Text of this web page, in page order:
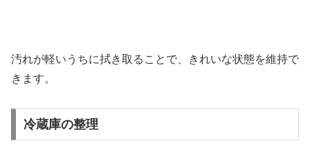
汚れが軽いうちに拭き取ることで、きれいな状態を維持で
きます。
冷蔵庫の整理